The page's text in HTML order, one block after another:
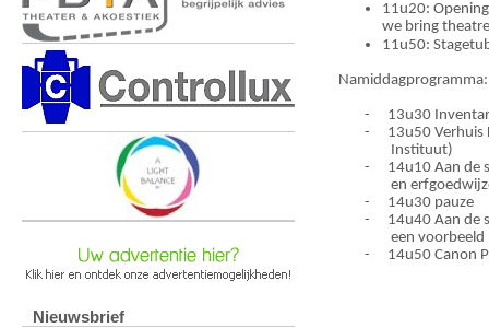
Nieuwsbrief
11u20:
we bring
11u50:
Namiddagprogramma:
-
13u30
-
13u50
Instituut)
-
14u10 Aan de
en
-
14u30 pauze
-
14u40 Aan de
een voorbeeld
-
14u50 Canon